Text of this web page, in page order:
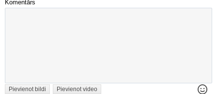
Komentārs
Pievienot bildi Pievienot video